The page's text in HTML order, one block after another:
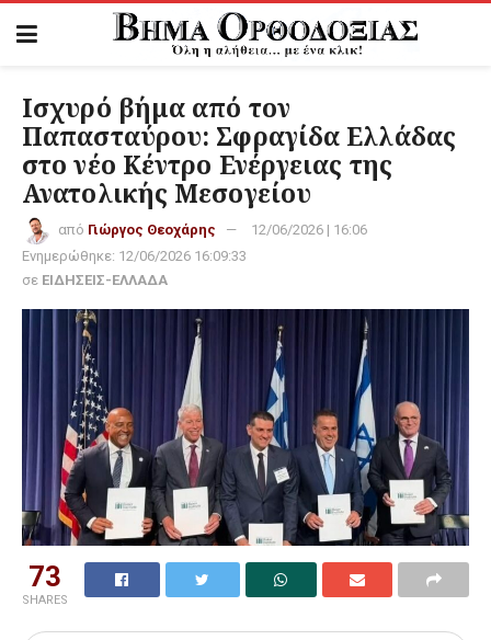
Ισχυρό βήμα από τον
Παπασταύρου: Σφραγίδα Ελλάδας
στο νέο Κέντρο Ενέργειας της
Ανατολικής Μεσογείου
από Γιώργος Θεοχάρης
12/06/2026 | 16:06
Ενημερώθηκε: 12/06/2026 16:09:33
σε ΕΙΔΗΣΕΙΣ-ΕΛΛΑΔΑ
73
SHARES